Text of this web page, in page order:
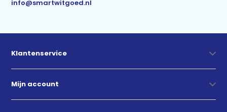
info@smartwitgoed.nl
Klantenservice
Mijn account